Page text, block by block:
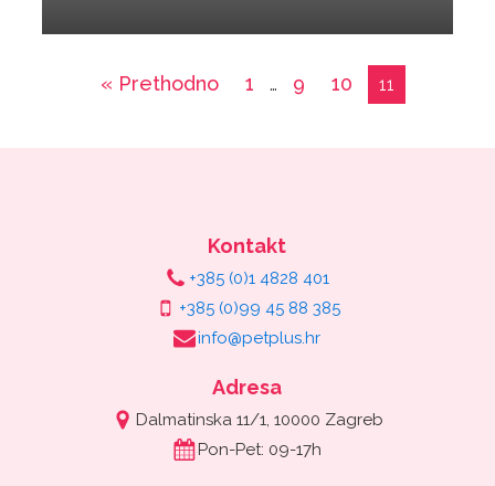
« Prethodno 1 … 9 10 11
Kontakt
+385 (0)1 4828 401
+385 (0)99 45 88 385
info@petplus.hr
Adresa
Dalmatinska 11/1, 10000 Zagreb
Pon-Pet: 09-17h